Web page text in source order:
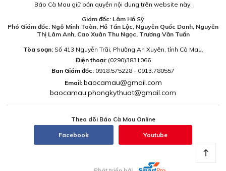
Báo Cà Mau giữ bản quyền nội dung trên website này.
Giám đốc: Lâm Hồ Sỹ
Phó Giám đốc: Ngô Minh Toàn, Hồ Tấn Lộc, Nguyễn Quốc Danh, Nguyễn
Thị Lâm Anh, Cao Xuân Thu Ngọc, Trương Văn Tuấn
Tòa soạn:Số 413 Nguyễn Trãi, Phường An Xuyên, tỉnh Cà Mau.
Điện thoại: (0290)3831066
Ban Giám đốc: 0918.575228 - 0913.780557
Email: baocamau@gmail.com
baocamau.phongkythuat@gmail.com
Theo dõi Báo Cà Mau Online
Facebook Youtube